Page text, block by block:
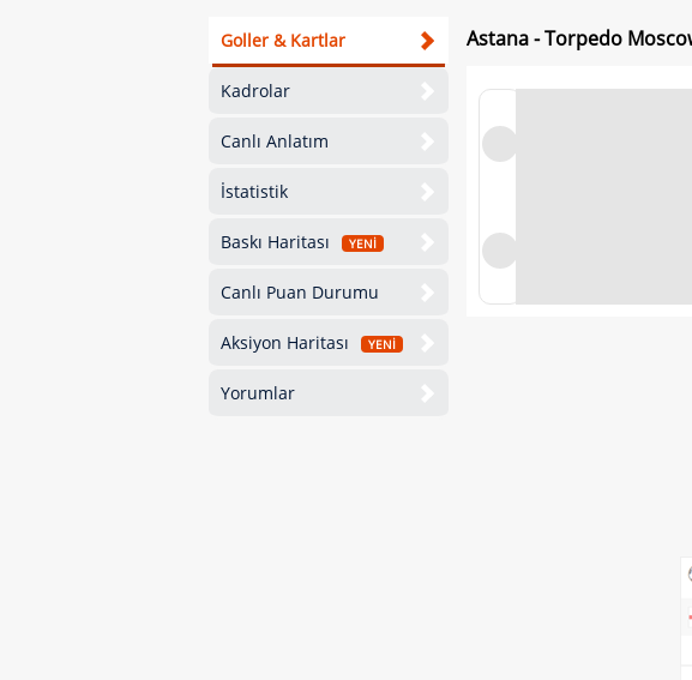
Goller & Kartlar
Kadrolar
Canlı Anlatım
İstatistik
Baskı Haritası YENİ
Canlı Puan Durumu
Aksiyon Haritası YENİ
Yorumlar
Astana - Torpedo